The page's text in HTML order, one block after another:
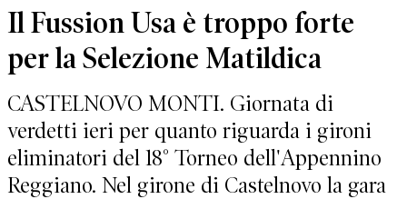
Il Fussion Usa è troppo forte
per la Selezione Matildica
CASTELNOVO MONTI. Giornata di
verdetti ieri per quanto riguarda i gironi
eliminatori del 18° Torneo dell'Appennino
Reggiano. Nel girone di Castelnovo la gara